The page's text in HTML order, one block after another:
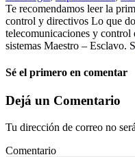
Te recomendamos leer la
control y directivos Lo que
telecomunicaciones y control
sistemas Maestro – Esclavo.
Sé el primero en comentar
Dejá un Comentario
Tu dirección de correo no
Comentario